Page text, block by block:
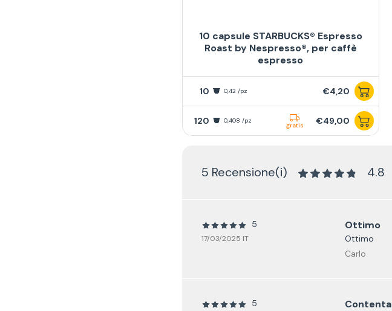
10 capsule STARBUCKS® Espresso
Roast by Nespresso®, per caffè
espresso
10 0,42 /pz €4,20
120 0,408 /pz
gratis €49,00
5 Recensione(i) 4.8
5
17/03/2025 IT
Ottimo
Ottimo
Carlo
5 Contenta